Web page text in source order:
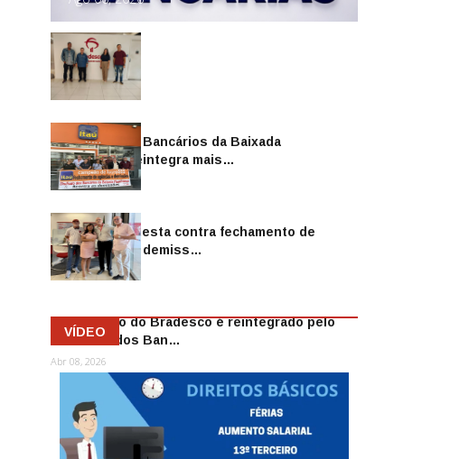
Sindicato dos Bancários da Baixada
Fluminense reintegra mais…
Jul 14, 2026
Sindicato protesta contra fechamento de
agências e as demiss…
Mai 13, 2026
Funcionário do Bradesco é reintegrado pelo
Sindicato dos Ban…
Abr 08, 2026
VÍDEO